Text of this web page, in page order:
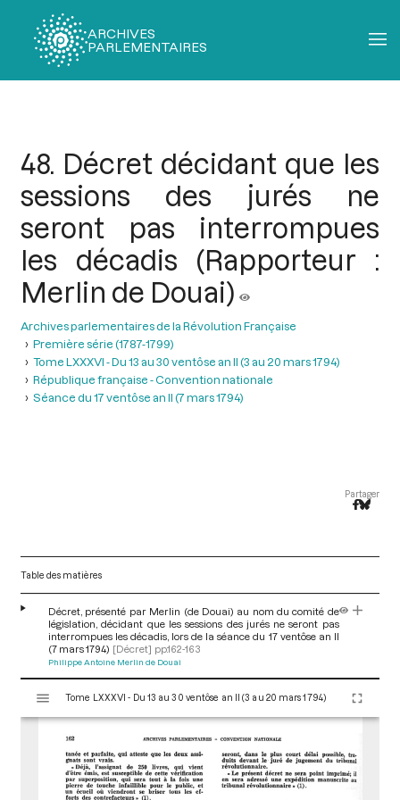
ARCHIVES
PARLEMENTAIRES
48. Décret décidant que les
sessions des jurés ne
seront pas interrompues
les décadis (Rapporteur :
Merlin de Douai)
Archives parlementaires de la Révolution Française
Première série (1787-1799)
Tome LXXXVI - Du 13 au 30 ventôse an II (3 au 20 mars 1794)
République française - Convention nationale
Séance du 17 ventôse an II (7 mars 1794)
Partager
Table des matières
Décret, présenté par Merlin (de Douai) au nom du comité de
législation, décidant que les sessions des jurés ne seront pas
interrompues les décadis, lors de la séance du 17 ventôse an II
(7 mars 1794) [Décret] pp.162-163
Philippe Antoine Merlin de Douai
s
Tome LXXXVI - Du 13 au 30 ventôse an II (3 au 20 mars 1794)